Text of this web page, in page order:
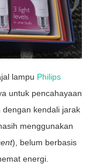
lampu Philips
untuk pencahayaan
kendali jarak
menggunakan
), belum berbasis
energi.